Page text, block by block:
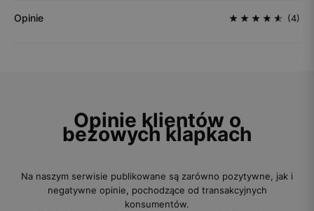
Opinie (4)
Opinie klientów o
beżowych klapkach
Na naszym serwisie publikowane są zarówno pozytywne, jak i
negatywne opinie, pochodzące od transakcyjnych
konsumentów.